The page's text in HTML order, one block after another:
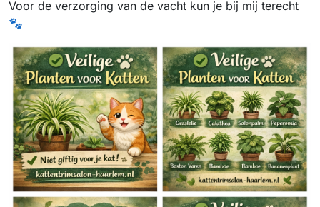
Voor de verzorging van de vacht kun je bij mij terecht
🐾